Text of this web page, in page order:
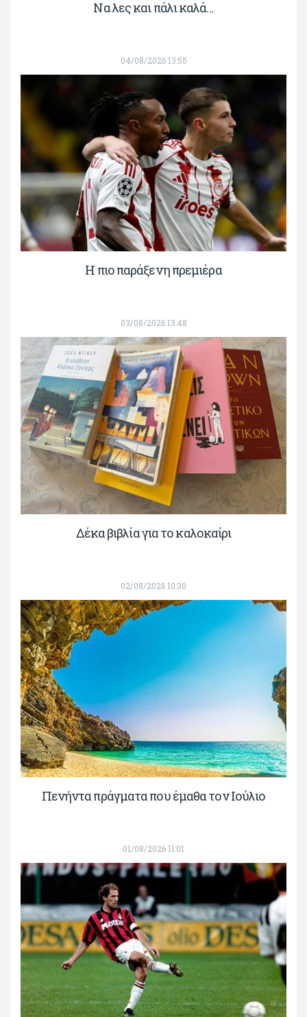
Να λες και πάλι καλά…
04/08/2026 13:55
H πιο παράξενη πρεμιέρα
03/08/2026 13:48
Δέκα βιβλία για το καλοκαίρι
02/08/2026 10:30
Πενήντα πράγματα που έμαθα τον Ιούλιο
01/08/2026 11:01